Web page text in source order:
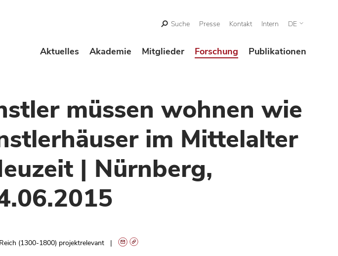
Suche Presse Kontakt Intern DE
Aktuelles Akademie Mitglieder Forschung Publikationen
müssen wohnen wie
im Mittelalter
| Nürnberg,
(1300-1800) projektrelevant